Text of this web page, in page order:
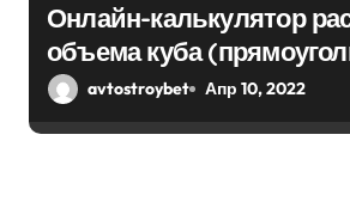
Онлайн-калькулятор
объема куба
парралепипеда)
avtostroybet Апр 10, 2022